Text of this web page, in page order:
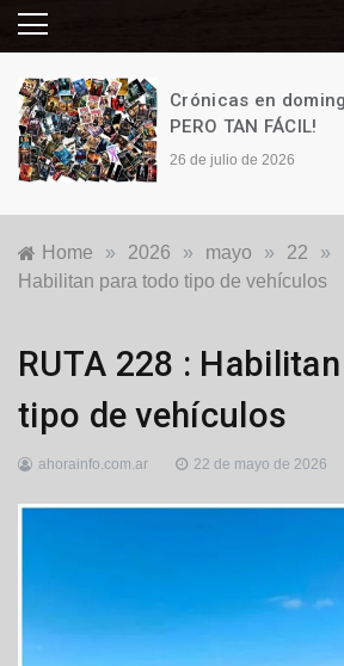
Crónicas en
PERO TAN FÁCIL!
26 de julio de 2026
Home » 2026 » mayo » 22 »
Habilitan para todo tipo de vehículos
Destacadas
,
Generales ,
Locales
RUTA 228 :
tipo de vehículos
ahorainfo.com.ar 22 de mayo de 2026